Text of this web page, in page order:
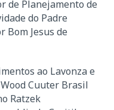
de Planejamento de
do Padre
Bom Jesus de
ao Lavonza e
Cuuter Brasil
Ratzek